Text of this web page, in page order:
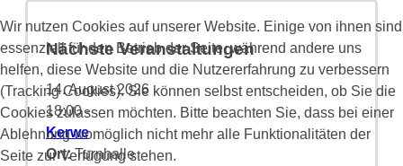
Nächste Veranstaltungen
14. August 2026
18:00-
Kerwe
Ort:Turnhalle
Wir nutzen Cookies auf unserer Website. Einige von ihnen sind
essenziell für den Betrieb der Seite, während andere uns
helfen, diese Website und die Nutzererfahrung zu verbessern
(Tracking Cookies). Sie können selbst entscheiden, ob Sie die
Cookies zulassen möchten. Bitte beachten Sie, dass bei einer
Ablehnung womöglich nicht mehr alle Funktionalitäten der
Seite zur Verfügung stehen.